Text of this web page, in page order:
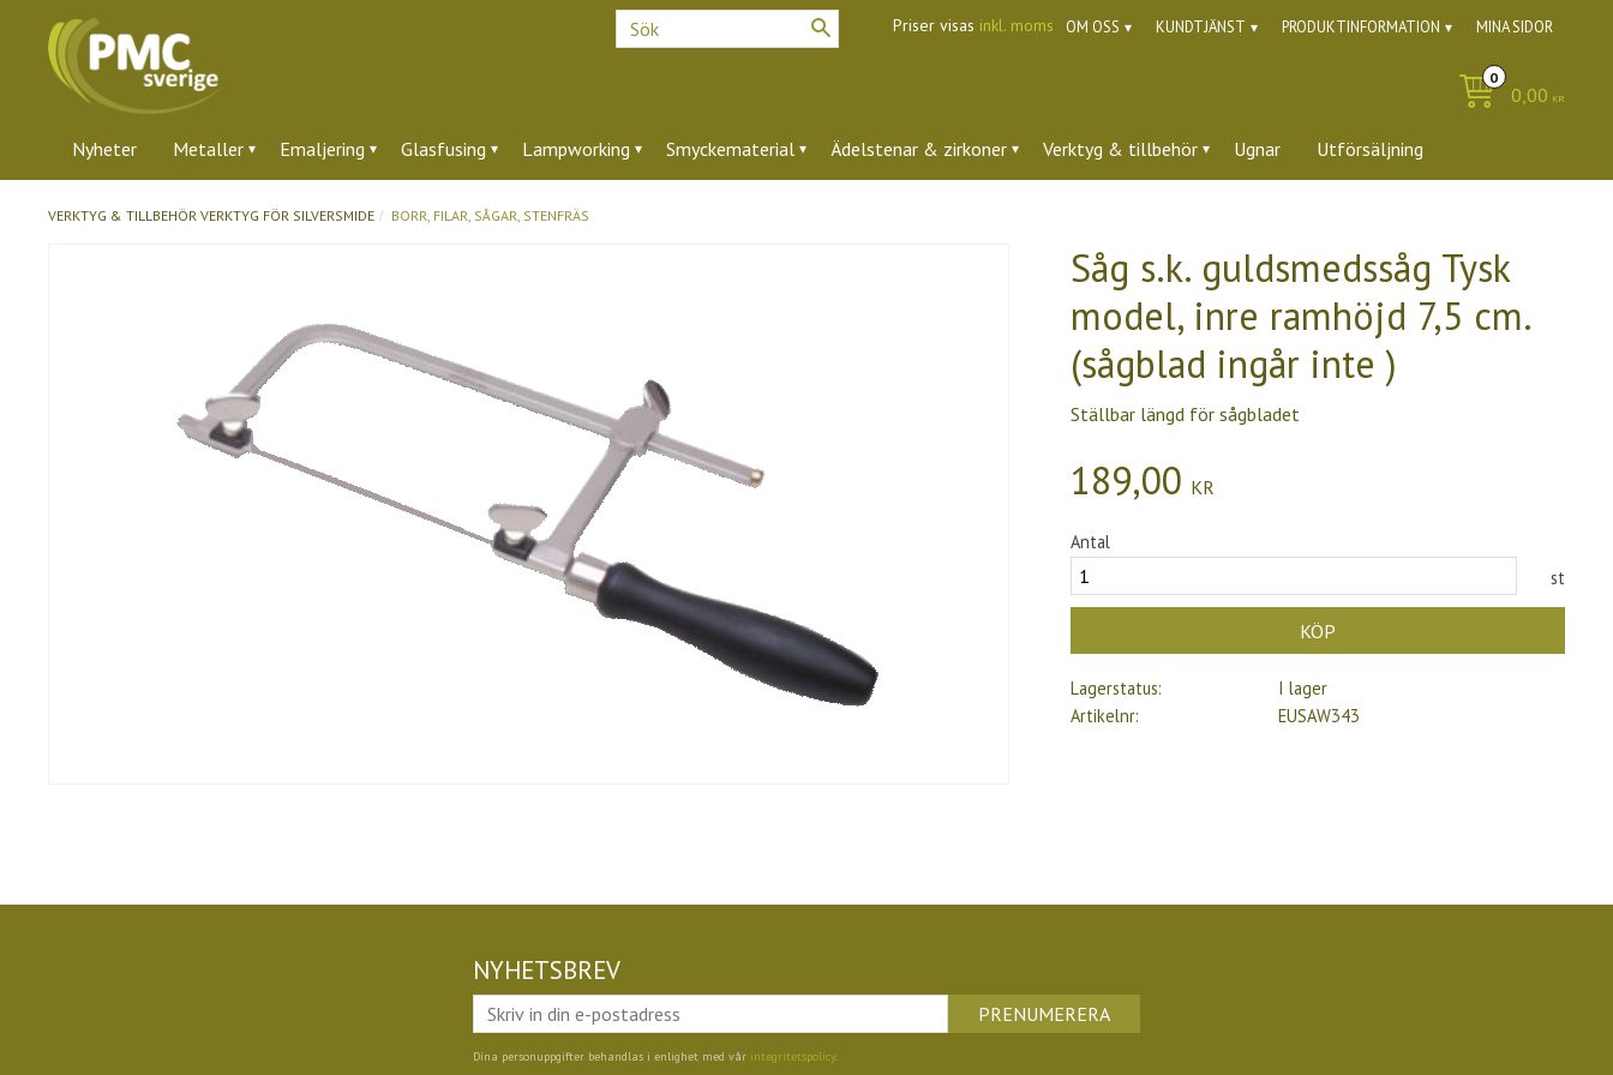
OM OSS KUNDTJÄNST PRODUKTINFORMATION MINA SIDOR
Priser visas inkl. moms
0,00 KR
Nyheter Metaller Emaljering Glasfusing Lampworking Smyckematerial Ädelstenar & zirkoner Verktyg & tillbehör Ugnar Utförsäljning
VERKTYG & TILLBEHÖR VERKTYG FÖR SILVERSMIDE BORR, FILAR, SÅGAR, STENFRÄS
Såg s.k. guldsmedssåg Tysk
model, inre ramhöjd 7,5 cm.
(sågblad ingår inte )
Ställbar längd för sågbladet
189,00 KR
Antal
st
KÖP
Lagerstatus
I lager
Artikelnr
EUSAW343
NYHETSBREV
PRENUMERERA
Dina personuppgifter behandlas i enlighet med vår integritetspolicy.